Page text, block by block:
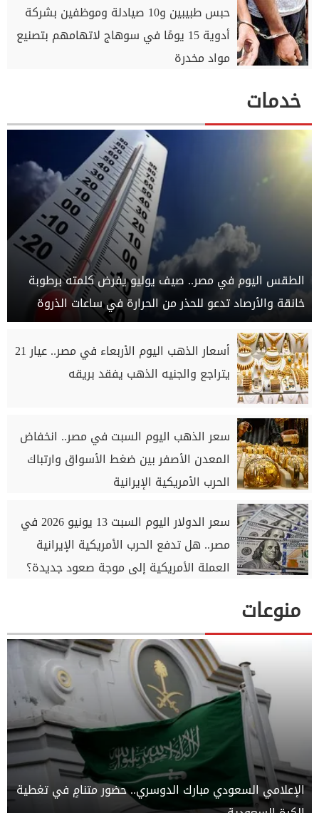
حبس طبيبين و10 صيادلة وموظفين بشركة
أدوية 15 يومًا في سوهاج لاتهامهم بتصنيع
مواد مخدرة
خدمات
الطقس اليوم في مصر.. صيف يوليو يفرض كلمته برطوبة
خانقة والأرصاد تدعو للحذر من الحرارة في ساعات الذروة
أسعار الذهب اليوم الأربعاء في مصر.. عيار 21
يتراجع والجنيه الذهب يفقد بريقه
سعر الذهب اليوم السبت في مصر.. انخفاض
المعدن الأصفر بين ضغط الأسواق وارتباك
الحرب الأمريكية الإيرانية
سعر الدولار اليوم السبت 13 يونيو 2026 في
مصر.. هل تدفع الحرب الأمريكية الإيرانية
العملة الأمريكية إلى موجة صعود جديدة؟
منوعات
الإعلامي السعودي مبارك الدوسري.. حضور متنامٍ في تغطية